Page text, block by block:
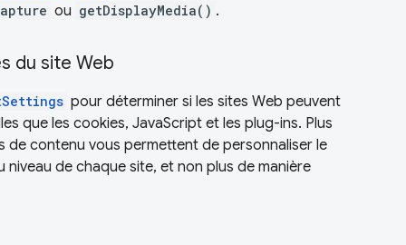
ou getDisplayMedia() .
du site Web
pour déterminer si les sites Web peuvent
que les cookies, JavaScript et les plug-ins. Plus
de contenu vous permettent de personnaliser le
de chaque site, et non plus de manière